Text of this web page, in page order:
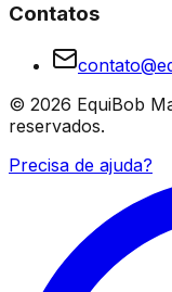
Contatos
© 2026 EquiBob
reservados.
Precisa de ajuda?